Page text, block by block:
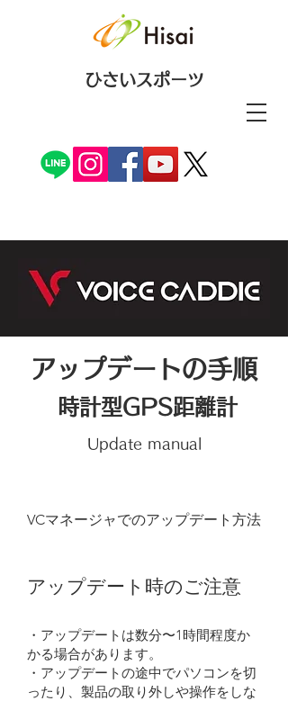
ひさいスポーツ
​アップデートの手順
時計型GPS距離計
Update manual
VCマネージャでのアップデート方法
アップデート時のご注意
・アップデートは数分〜1時間程度か
かる場合があります。
・アップデートの途中でパソコンを切
ったり、製品の取り外しや操作をしな